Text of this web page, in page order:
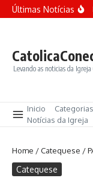
Ir para o conteúdo
Últimas Notícias
Levando as noticias da Igreja
Inicio Categorias
Notícias da Igreja
Home /Catequese /
Catequese